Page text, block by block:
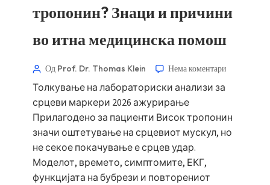
тропонин? Знаци и причини
во итна медицинска помош
Од Prof. Dr. Thomas Klein Нема коментари
Толкување на лабораториски анализи за
срцеви маркери 2026 ажурирање
Прилагодено за пациенти Висок тропонин
значи оштетување на срцевиот мускул, но
не секое покачување е срцев удар.
Моделот, времето, симптомите, ЕКГ,
функцијата на бубрези и повторениот